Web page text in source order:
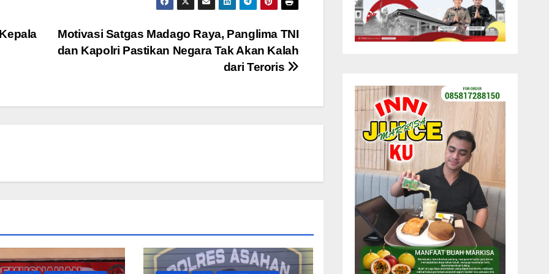
Motivasi Satgas Madago Raya, Panglima TNI
dan Kapolri Pastikan Negara Tak Akan Kalah
dari Teroris